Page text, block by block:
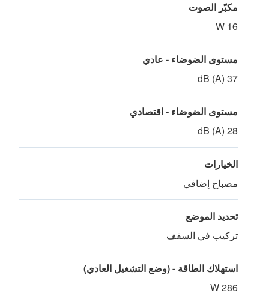
مكبّر الصوت
16 W
مستوى الضوضاء - عادي
37 dB (A)
مستوى الضوضاء - اقتصادي
28 dB (A)
الخيارات
مصباح إضافي
تحديد الموضع
تركيب في السقف
استهلاك الطاقة - (وضع التشغيل العادي)
286 W